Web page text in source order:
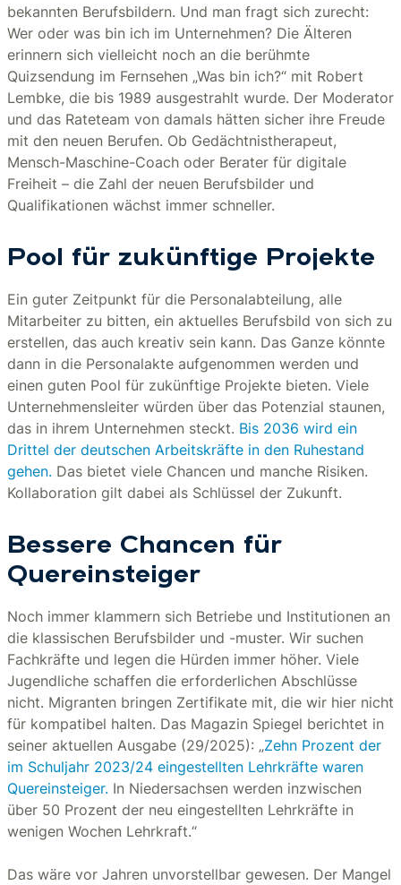
bekannten Berufsbildern. Und man fragt sich zurecht:
Wer oder was bin ich im Unternehmen? Die Älteren
erinnern sich vielleicht noch an die berühmte
Quizsendung im Fernsehen „Was bin ich?“ mit Robert
Lembke, die bis 1989 ausgestrahlt wurde. Der Moderator
und das Rateteam von damals hätten sicher ihre Freude
mit den neuen Berufen. Ob Gedächtnistherapeut,
Mensch-Maschine-Coach oder Berater für digitale
Freiheit – die Zahl der neuen Berufsbilder und
Qualifikationen wächst immer schneller.
Pool für zukünftige Projekte
Ein guter Zeitpunkt für die Personalabteilung, alle
Mitarbeiter zu bitten, ein aktuelles Berufsbild von sich zu
erstellen, das auch kreativ sein kann. Das Ganze könnte
dann in die Personalakte aufgenommen werden und
einen guten Pool für zukünftige Projekte bieten. Viele
Unternehmensleiter würden über das Potenzial staunen,
das in ihrem Unternehmen steckt. Bis 2036 wird ein
Drittel der deutschen Arbeitskräfte in den Ruhestand
gehen. Das bietet viele Chancen und manche Risiken.
Kollaboration gilt dabei als Schlüssel der Zukunft.
Bessere Chancen für
Quereinsteiger
Noch immer klammern sich Betriebe und Institutionen an
die klassischen Berufsbilder und -muster. Wir suchen
Fachkräfte und legen die Hürden immer höher. Viele
Jugendliche schaffen die erforderlichen Abschlüsse
nicht. Migranten bringen Zertifikate mit, die wir hier nicht
für kompatibel halten. Das Magazin Spiegel berichtet in
seiner aktuellen Ausgabe (29/2025): „Zehn Prozent der
im Schuljahr 2023/24 eingestellten Lehrkräfte waren
Quereinsteiger. In Niedersachsen werden inzwischen
über 50 Prozent der neu eingestellten Lehrkräfte in
wenigen Wochen Lehrkraft.“
Das wäre vor Jahren unvorstellbar gewesen. Der Mangel